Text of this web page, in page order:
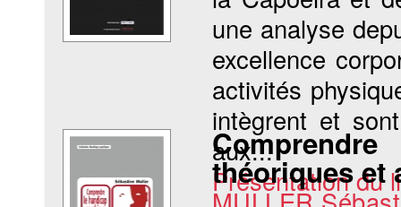
une analyse
excellence
activités
intègrent et
aux...
Présentation du
théoriques et